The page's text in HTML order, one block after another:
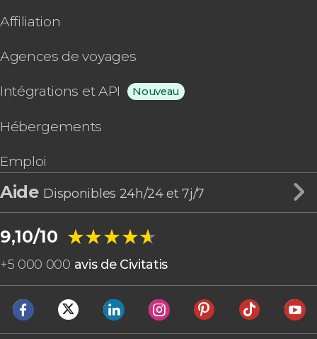
Affiliation
Agences de voyages
Intégrations et API Nouveau
Hébergements
Emploi
Aide Disponibles 24h/24 et 7j/7
9,10/10 ★★★★★
★★★★★
+5 000 000 avis de Civitatis